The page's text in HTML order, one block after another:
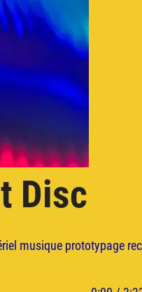
Disc
musique prototypage